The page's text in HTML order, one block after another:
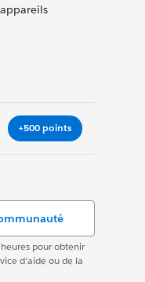
+500 points
heures pour obtenir
d'aide ou de la